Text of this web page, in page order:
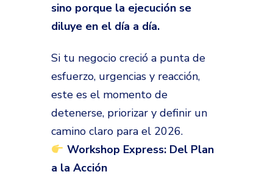
sino porque la ejecución se
diluye en el día a día.
Si tu negocio creció a punta de
esfuerzo, urgencias y reacción,
este es el momento de
detenerse, priorizar y definir un
camino claro para el 2026.
Workshop Express: Del Plan
a la Acción